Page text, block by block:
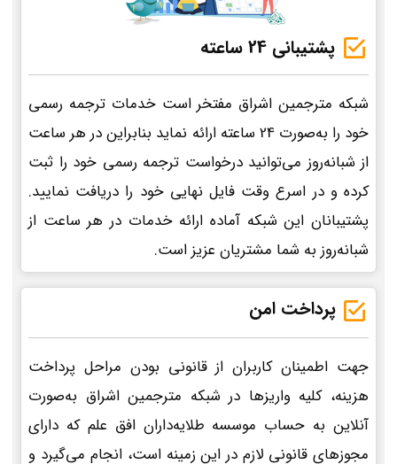
پشتیبانی 24 ساعته
شبکه مترجمین اشراق مفتخر است خدمات ترجمه رسمی
خود را به‌صورت 24 ساعته ارائه نماید بنابراین در هر ساعت
از شبانه‌روز می‌توانید درخواست ترجمه رسمی خود را ثبت
کرده و در اسرع وقت فایل نهایی خود را دریافت نمایید.
پشتیبانان این شبکه آماده ارائه خدمات در هر ساعت از
شبانه‌روز به شما مشتریان عزیز است.
پرداخت امن
جهت اطمینان کاربران از قانونی بودن مراحل پرداخت
هزینه، کلیه واریزها در شبکه مترجمین اشراق به‌صورت
آنلاین به حساب موسسه طلایه‌داران افق علم که دارای
مجوزهای قانونی لازم در این زمینه است، انجام می‌گیرد و